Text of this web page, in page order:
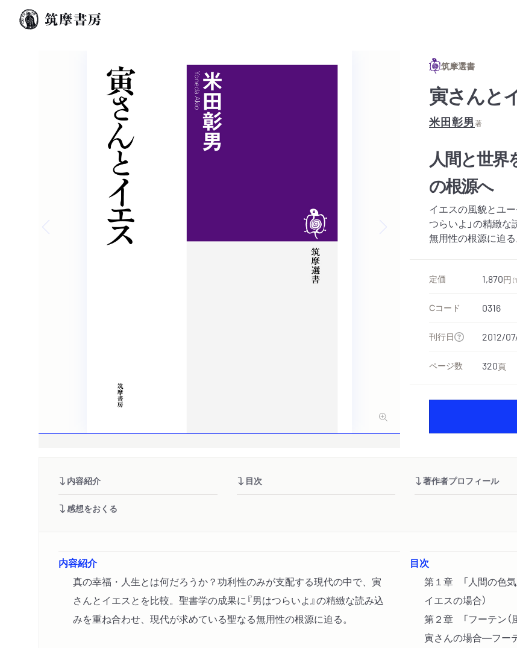
筑摩選書
寅さんと
米田彰男著
人間と世界
の根源へ
イエスの風貌とユ
つらいよ」の精緻
無用性の根源に迫る
定価 1,870円
Cコード 0316
刊行日 2012/
ページ数 320頁
内容紹介 目次 著作者プロフィール
感想をおくる
内容紹介
真の幸福・人生とは何だろうか？功利性のみが支配する現代の中で、寅
さんとイエスとを比較。聖書学の成果に『男はつらいよ』の精緻な読み込
みを重ね合わせ、現代が求めている聖なる無用性の根源に迫る。
目次
第１章 「人間の色気
イエスの場合）
第２章 「フーテン（
寅さんの場合―フー